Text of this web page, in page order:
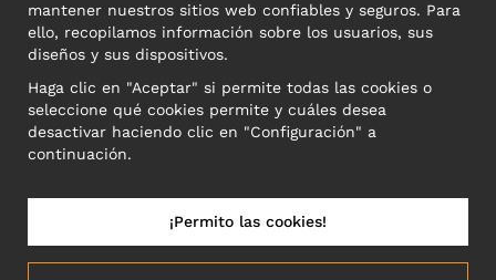
DIRECCIÓN COMERCIAL
Motley Denim Europe OÜ
Narva mnt 5, EE-10117 Tallinn
Reg: 12356245
NB! Nevracajte výrobky na túto adresu!
ESPAÑA/ESPAÑOL
mantener nuestros sitios web confiables y seguros. Para
ello, recopilamos información sobre los usuarios, sus
diseños y sus dispositivos.
Haga clic en "Aceptar" si permite todas las cookies o
seleccione qué cookies permite y cuáles desea
desactivar haciendo clic en "Configuración" a
continuación.
¡Permito las cookies!